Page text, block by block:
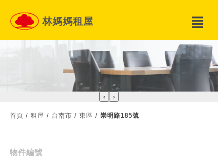
林媽媽租屋
‹ ›
首頁 / 租屋 / 台南市 / 東區 / 崇明路185號
物件編號